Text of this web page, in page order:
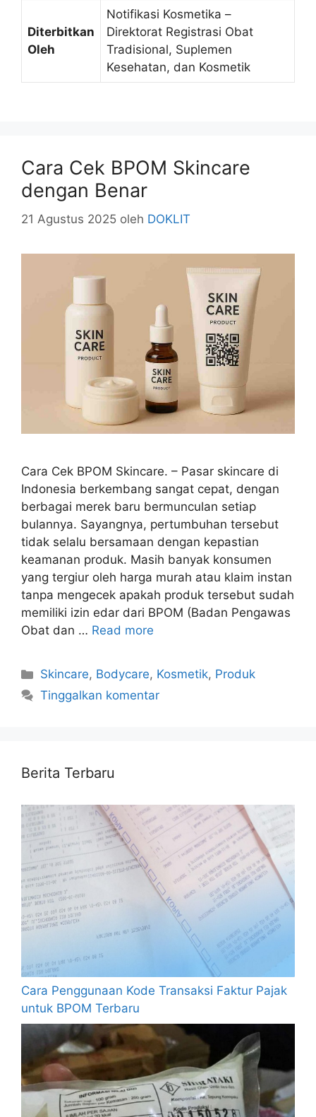
Diterbitkan
Oleh
Notifikasi Kosmetika –
Direktorat Registrasi Obat
Tradisional, Suplemen
Kesehatan, dan Kosmetik
Cara Cek BPOM Skincare
dengan Benar
21 Agustus 2025 oleh DOKLIT
Cara Cek BPOM Skincare. – Pasar skincare di
Indonesia berkembang sangat cepat, dengan
berbagai merek baru bermunculan setiap
bulannya. Sayangnya, pertumbuhan tersebut
tidak selalu bersamaan dengan kepastian
keamanan produk. Masih banyak konsumen
yang tergiur oleh harga murah atau klaim instan
tanpa mengecek apakah produk tersebut sudah
memiliki izin edar dari BPOM (Badan Pengawas
Obat dan … Read more
Kategori
Skincare, Bodycare, Kosmetik, Produk
Tinggalkan komentar
Berita Terbaru
Cara Penggunaan Kode Transaksi Faktur Pajak
untuk BPOM Terbaru